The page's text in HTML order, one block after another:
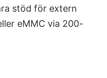
stöd för extern
eMMC via 200-